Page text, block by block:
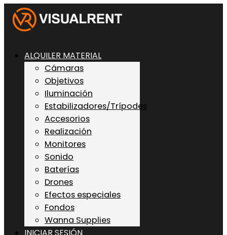
ALQUILER MATERIAL
Cámaras
Objetivos
Iluminación
Estabilizadores/Trípodes
Accesorios
Realización
Monitores
Sonido
Baterías
Drones
Efectos especiales
Fondos
Wanna Supplies